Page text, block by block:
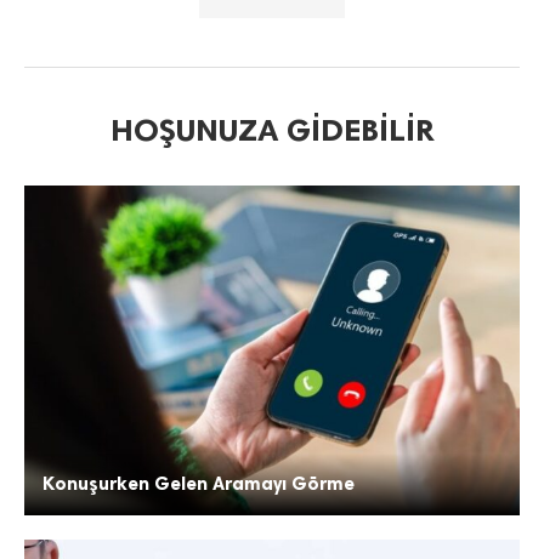
HOŞUNUZA GIDEBILIR
Konuşurken Gelen Aramayı Görme